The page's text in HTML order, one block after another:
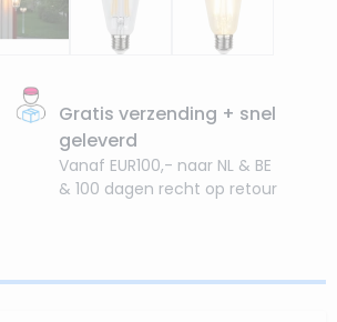
Gratis verzending + snel
geleverd
Vanaf EUR100,- naar NL & BE
& 100 dagen recht op retour